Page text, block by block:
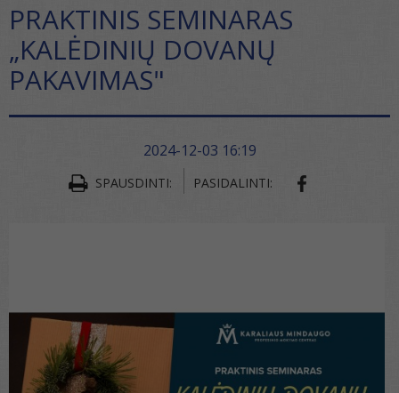
PRAKTINIS SEMINARAS
„KALĖDINIŲ DOVANŲ
PAKAVIMAS"
2024-12-03 16:19
SPAUSDINTI: PASIDALINTI: